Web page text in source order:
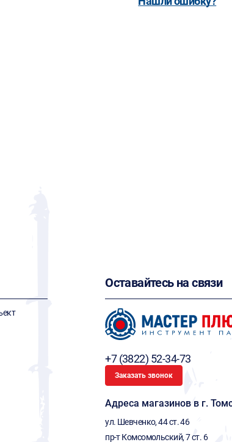
Оставайтесь на связи
+7 (3822) 52-34-73
Заказать звонок
Адреса магазинов в г.
ул. Шевченко, 44 ст. 46
пр-т Комсомольский, 7 ст. 6